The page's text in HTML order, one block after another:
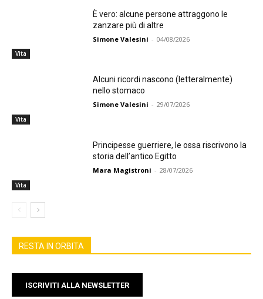
Vita
È vero: alcune persone attraggono le
zanzare più di altre
Simone Valesini - 04/08/2026
Vita
Alcuni ricordi nascono (letteralmente)
nello stomaco
Simone Valesini - 29/07/2026
Vita
Principesse guerriere, le ossa riscrivono la
storia dell’antico Egitto
Mara Magistroni - 28/07/2026
RESTA IN ORBITA
ISCRIVITI ALLA NEWSLETTER